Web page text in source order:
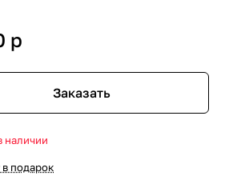
p
Заказать
наличии
подарок